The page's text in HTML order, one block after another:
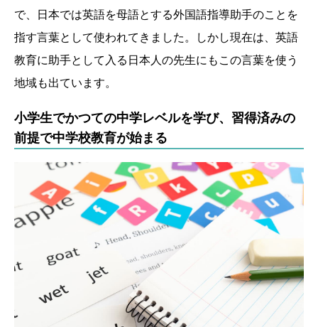
で、日本では英語を母語とする外国語指導助手のことを
指す言葉として使われてきました。しかし現在は、英語
教育に助手として入る日本人の先生にもこの言葉を使う
地域も出ています。
小学生でかつての中学レベルを学び、習得済みの
前提で中学校教育が始まる